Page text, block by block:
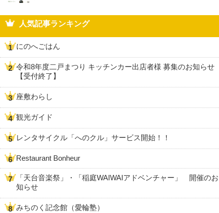
人気記事ランキング
にのへごはん
令和8年度二戸まつり キッチンカー出店者様 募集のお知らせ
【受付終了】
座敷わらし
観光ガイド
レンタサイクル「へのクル」サービス開始！！
Restaurant Bonheur
「天台音楽祭」・「稲庭WAIWAIアドベンチャー」 開催のお
知らせ
みちのく記念館（愛輪塾）